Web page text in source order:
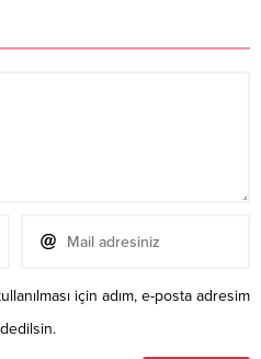
için adım, e-posta adresim